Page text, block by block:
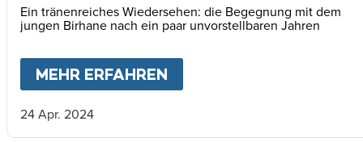
Ein tränenreiches Wiedersehen: die Begegnung mit dem
jungen Birhane nach ein paar unvorstellbaren Jahren
MEHR ERFAHREN
24 Apr. 2024